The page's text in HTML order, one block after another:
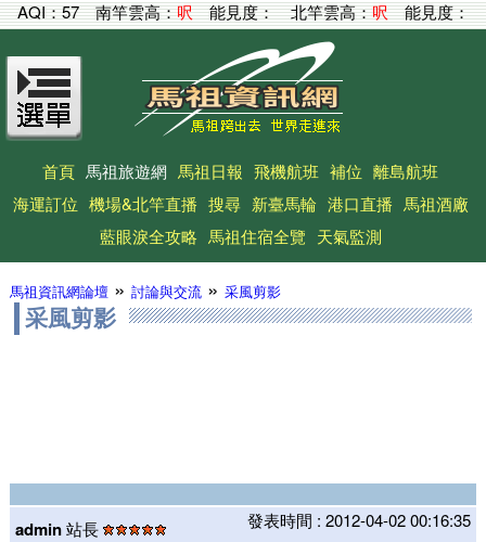
AQI：57 南竿雲高：呎能見度：北竿雲高：呎能見度：
首頁 馬祖旅遊網 馬祖日報 飛機航班 補位 離島航班
海運訂位 機場&北竿直播 搜尋 新臺馬輪 港口直播 馬祖酒廠
藍眼淚全攻略 馬祖住宿全覽 天氣監測
馬祖資訊網論壇» 討論與交流» 采風剪影
采風剪影
admin站長 發表時間 : 2012-04-02 00:16:35